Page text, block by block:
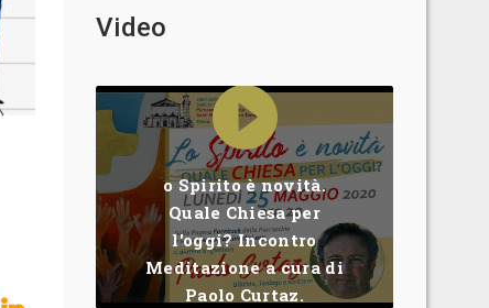
Video
o Spirito è novità.
Quale Chiesa per
l'oggi? Incontro
Meditazione a cura di
Paolo Curtaz.